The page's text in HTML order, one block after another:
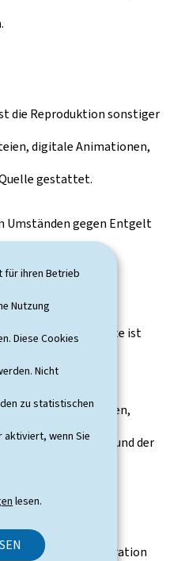
für ihren Betrieb
Nutzung
Diese Cookies
Nicht
zu statistischen
aktiviert, wenn Sie
lesen.
die Reproduktion sonstiger
digitale Animationen,
gestattet.
Umständen gegen Entgelt
Änderung,
genannten Inhalte ist
Portals vervielfältigen,
Menschenwürde und der
des
oder partielle Integration